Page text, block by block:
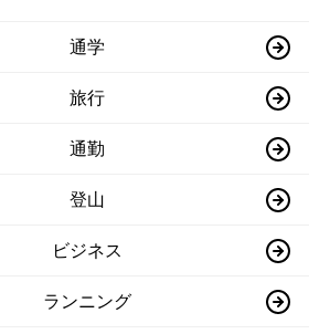
通学
旅行
通勤
登山
ビジネス
ランニング